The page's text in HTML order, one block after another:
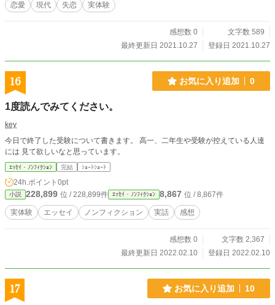
恋愛 現代 失恋 実体験
感想数 0
文字数 589
最終更新日 2021.10.27
登録日 2021.10.27
16 お気に入り追加 0
1度読んでみてください。
key
今日で終了した受験について書きます。 高一、二年生や受験が控えている人達
には 見て欲しいなと思っています。
ｴｯｾｲ・ﾉﾝﾌｨｸｼｮﾝ 完結 ｼｮｰﾄｼｮｰﾄ
24h.ポイント 0pt
小説 228,899 位 / 228,899件 ｴｯｾｲ・ﾉﾝﾌｨｸｼｮﾝ 8,867 位 / 8,867件
実体験 エッセイ ノンフィクション 実話 感想
感想数 0
文字数 2,367
最終更新日 2022.02.10
登録日 2022.02.10
17 お気に入り追加 10